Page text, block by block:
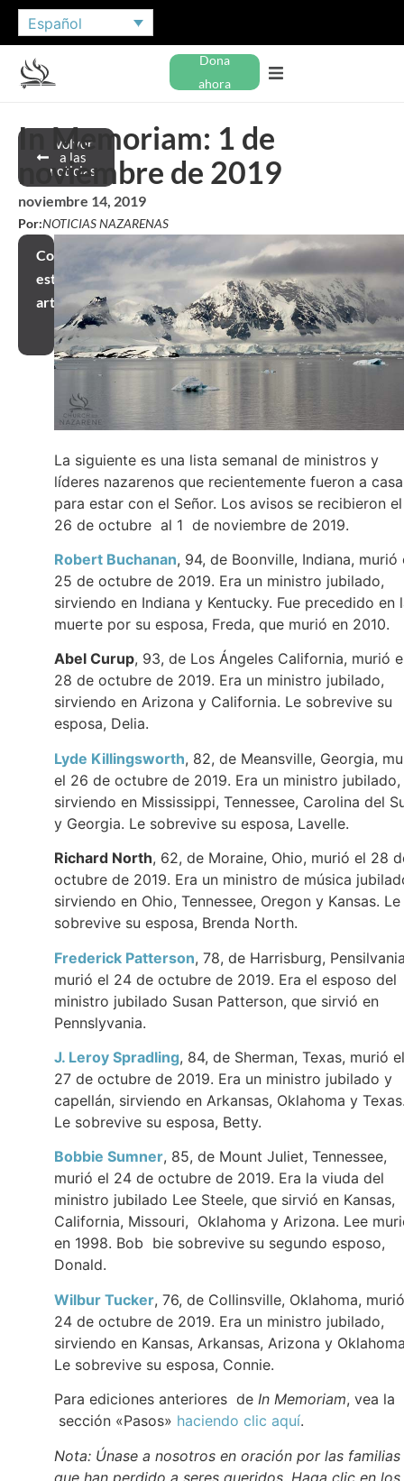
Español
Dona
ahora
Volver
a las
noticias
In Memoriam: 1 de
noviembre de 2019
noviembre 14, 2019
Por:NOTICIAS NAZARENAS
Compartir
este
artículo
La siguiente es una lista semanal de ministros y
líderes nazarenos que recientemente fueron a casa
para estar con el Señor. Los avisos se recibieron el
26 de octubre al 1 de noviembre de 2019.
Robert Buchanan, 94, de Boonville, Indiana, murió
25 de octubre de 2019. Era un ministro jubilado,
sirviendo en Indiana y Kentucky. Fue precedido en
muerte por su esposa, Freda, que murió en 2010.
Abel Curup, 93, de Los Ángeles California, murió
28 de octubre de 2019. Era un ministro jubilado,
sirviendo en Arizona y California. Le sobrevive su
esposa, Delia.
Lyde Killingsworth, 82, de Meansville, Georgia,
el 26 de octubre de 2019. Era un ministro jubilado,
sirviendo en Mississippi, Tennessee, Carolina del
y Georgia. Le sobrevive su esposa, Lavelle.
Richard North, 62, de Moraine, Ohio, murió el 28
octubre de 2019. Era un ministro de música
sirviendo en Ohio, Tennessee, Oregon y Kansas. Le
sobrevive su esposa, Brenda North.
Frederick Patterson, 78, de Harrisburg,
murió el 24 de octubre de 2019. Era el esposo del
ministro jubilado Susan Patterson, que sirvió en
Pennslyvania.
J. Leroy Spradling, 84, de Sherman, Texas, murió el
27 de octubre de 2019. Era un ministro jubilado y
capellán, sirviendo en Arkansas, Oklahoma y
Le sobrevive su esposa, Betty.
Bobbie Sumner, 85, de Mount Juliet, Tennessee,
murió el 24 de octubre de 2019. Era la viuda del
ministro jubilado Lee Steele, que sirvió en Kansas,
California, Missouri, Oklahoma y Arizona. Lee
en 1998. Bob bie sobrevive su segundo esposo,
Donald.
Wilbur Tucker, 76, de Collinsville, Oklahoma,
24 de octubre de 2019. Era un ministro jubilado,
sirviendo en Kansas, Arkansas, Arizona y
Le sobrevive su esposa, Connie.
Para ediciones anteriores de In Memoriam, vea la
sección «Pasos» haciendo clic aquí.
Nota: Únase a nosotros en oración por las familias
que han perdido a seres queridos. Haga clic en los